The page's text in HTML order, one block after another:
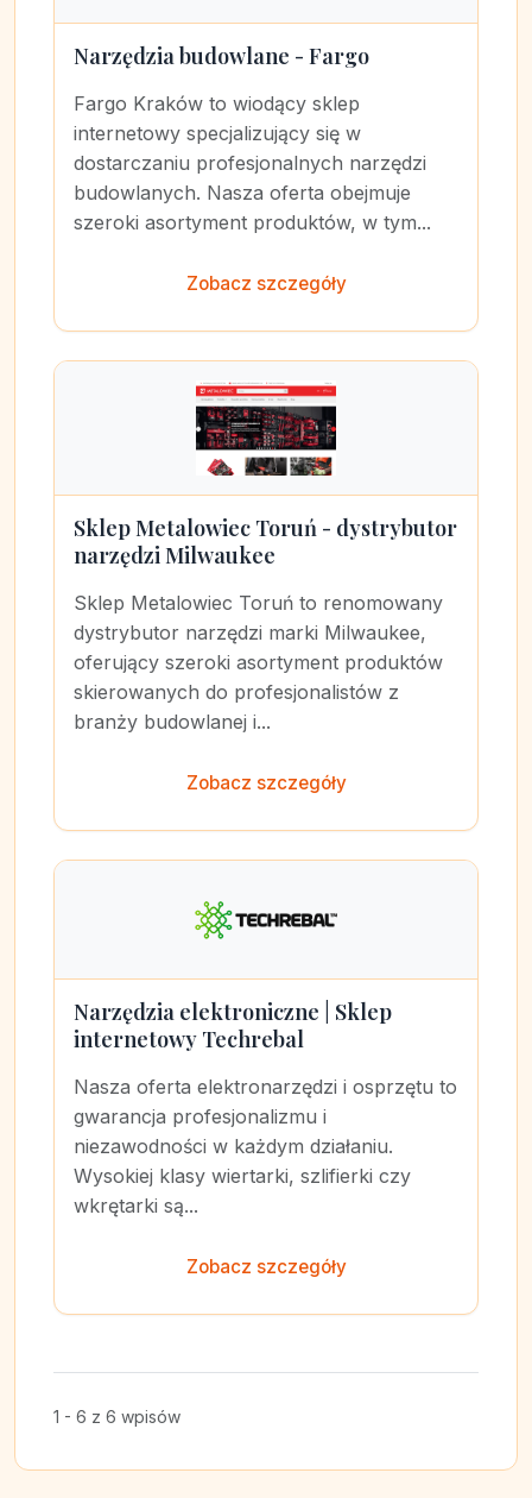
Narzędzia budowlane - Fargo
Fargo Kraków to wiodący sklep
internetowy specjalizujący się w
dostarczaniu profesjonalnych narzędzi
budowlanych. Nasza oferta obejmuje
szeroki asortyment produktów, w tym...
Zobacz szczegóły
Sklep Metalowiec Toruń - dystrybutor
narzędzi Milwaukee
Sklep Metalowiec Toruń to renomowany
dystrybutor narzędzi marki Milwaukee,
oferujący szeroki asortyment produktów
skierowanych do profesjonalistów z
branży budowlanej i...
Zobacz szczegóły
Narzędzia elektroniczne | Sklep
internetowy Techrebal
Nasza oferta elektronarzędzi i osprzętu to
gwarancja profesjonalizmu i
niezawodności w każdym działaniu.
Wysokiej klasy wiertarki, szlifierki czy
wkrętarki są...
Zobacz szczegóły
1 - 6 z 6 wpisów